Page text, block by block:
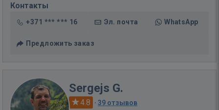
Контакты
+371 *** *** 16 Эл. почта WhatsApp
Предложить заказ
Sergejs G.
4.8 · 39 отзывов